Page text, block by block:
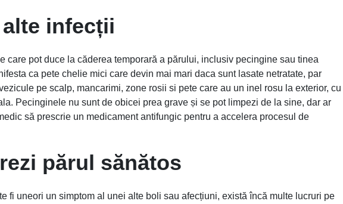
infecții
care pot duce la căderea temporară a părului, inclusiv pecingine sau tinea
ca pete chelie mici care devin mai mari daca sunt lasate netratate, par
pe scalp, mancarimi, zone rosii si pete care au un inel rosu la exterior, cu
Pecinginele nu sunt de obicei prea grave și se pot limpezi de la sine, dar ar
să prescrie un medicament antifungic pentru a accelera procesul de
părul sănătos
fi uneori un simptom al unei alte boli sau afecțiuni, există încă multe lucruri pe